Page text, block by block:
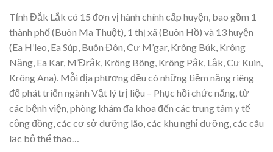
Tỉnh Đắk Lắk có 15 đơn vị hành chính cấp huyện, bao gồm 1
thành phố (Buôn Ma Thuột), 1 thị xã (Buôn Hồ) và 13 huyện
(Ea H’leo, Ea Súp, Buôn Đôn, Cư M’gar, Krông Búk, Krông
Năng, Ea Kar, M’Đrắk, Krông Bông, Krông Pắk, Lắk, Cư Kuin,
Krông Ana). Mỗi địa phương đều có những tiềm năng riêng
để phát triển ngành Vật lý trị liệu – Phục hồi chức năng, từ
các bệnh viện, phòng khám đa khoa đến các trung tâm y tế
cộng đồng, các cơ sở dưỡng lão, các khu nghỉ dưỡng, các câu
lạc bộ thể thao…